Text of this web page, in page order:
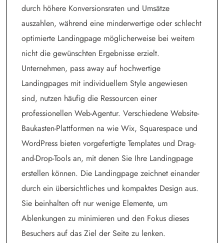
durch höhere Konversionsraten und Umsätze
auszahlen, während eine minderwertige oder schlecht
optimierte Landingpage möglicherweise bei weitem
nicht die gewünschten Ergebnisse erzielt.
Unternehmen, pass away auf hochwertige
Landingpages mit individuellem Style angewiesen
sind, nutzen häufig die Ressourcen einer
professionellen Web-Agentur. Verschiedene Website-
Baukasten-Plattformen na wie Wix, Squarespace und
WordPress bieten vorgefertigte Templates und Drag-
and-Drop-Tools an, mit denen Sie Ihre Landingpage
erstellen können. Die Landingpage zeichnet einander
durch ein übersichtliches und kompaktes Design aus.
Sie beinhalten oft nur wenige Elemente, um
Ablenkungen zu minimieren und den Fokus dieses
Besuchers auf das Ziel der Seite zu lenken.